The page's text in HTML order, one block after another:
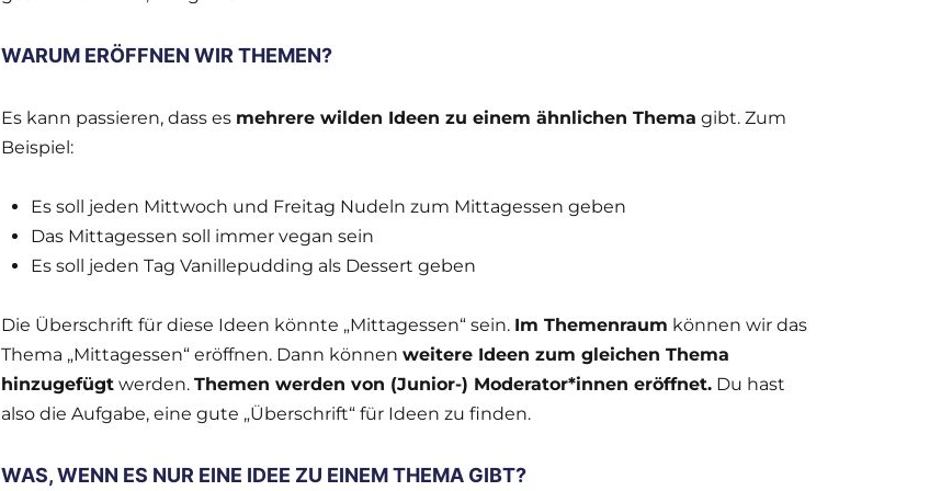
WARUM ERÖFFNEN WIR THEMEN?
Es kann passieren, dass es mehrere wilden Ideen zu einem ähnlichen Thema gibt. Zum
Beispiel:
Es soll jeden Mittwoch und Freitag Nudeln zum Mittagessen geben
Das Mittagessen soll immer vegan sein
Es soll jeden Tag Vanillepudding als Dessert geben
Die Überschrift für diese Ideen könnte „Mittagessen“ sein. Im Themenraum können wir das
Thema „Mittagessen“ eröffnen. Dann können weitere Ideen zum gleichen Thema
hinzugefügt werden. Themen werden von (Junior-) Moderator*innen eröffnet. Du hast
also die Aufgabe, eine gute „Überschrift“ für Ideen zu finden.
WAS, WENN ES NUR EINE IDEE ZU EINEM THEMA GIBT?